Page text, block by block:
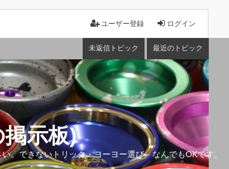
ログイン
ユーザー登録
未返信トピック 最近のトピック
示板)
。できないトリック・ヨーヨー選び、なんでもOKです。